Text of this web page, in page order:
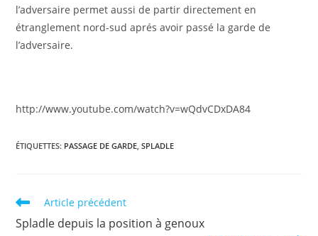
l’adversaire permet aussi de partir directement en
étranglement nord-sud aprés avoir passé la garde de
l’adversaire.
http://www.youtube.com/watch?v=wQdvCDxDA84
ÉTIQUETTES: PASSAGE DE GARDE, SPLADLE
Read
more
articles
Article précédent
Spladle depuis la position à genoux